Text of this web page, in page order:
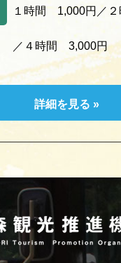
１時間 1,000円／
／４時間 3,000円
詳細を見る »